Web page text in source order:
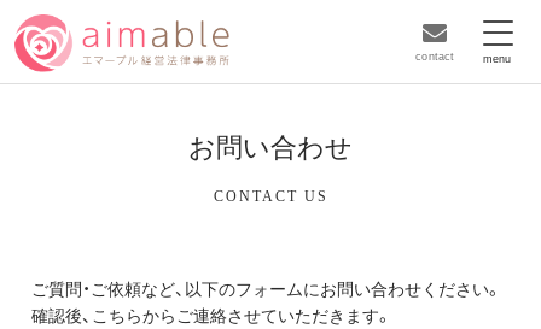
contact
お問い合わせ
CONTACT US
ご質問・ご依頼など、以下のフォームにお問い合わせください。
確認後、こちらからご連絡させていただきます。